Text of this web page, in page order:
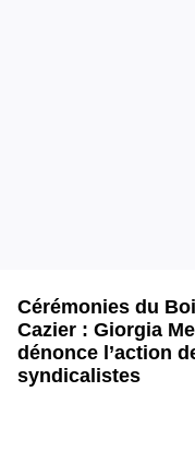
Cérémonies du
Cazier : Giorgia
dénonce l’action
syndicalistes